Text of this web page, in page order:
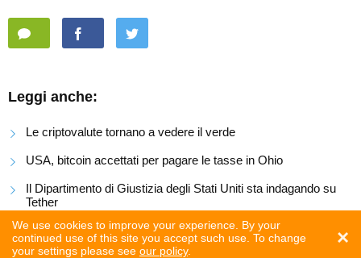
We use cookies to improve your experience. By your
continued use of this site you accept such use. To change
your settings please see our policy.
×
Leggi anche:
Le criptovalute tornano a vedere il verde
USA, bitcoin accettati per pagare le tasse in Ohio
Il Dipartimento di Giustizia degli Stati Uniti sta indagando su
Tether